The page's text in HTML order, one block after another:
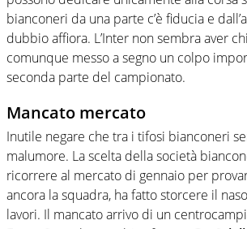
bianconeri da una parte c’è fiducia e
dubbio affiora. L’Inter non sembra aver
comunque messo a segno un colpo
seconda parte del campionato.
Mancato mercato
Inutile negare che tra i tifosi bianconeri
malumore. La scelta della società
ricorrere al mercato di gennaio per
ancora la squadra, ha fatto storcere il
lavori. Il mancato arrivo di un